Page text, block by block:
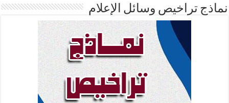
نماذج تراخيص وسائل الإعلام